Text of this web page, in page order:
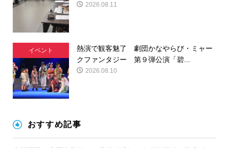
2026.08.11
イベント
熱演で観客魅了 劇団かなやらび・ミャー
クファンタジー 第９弾公演「碧...
2026.08.10
おすすめ記事